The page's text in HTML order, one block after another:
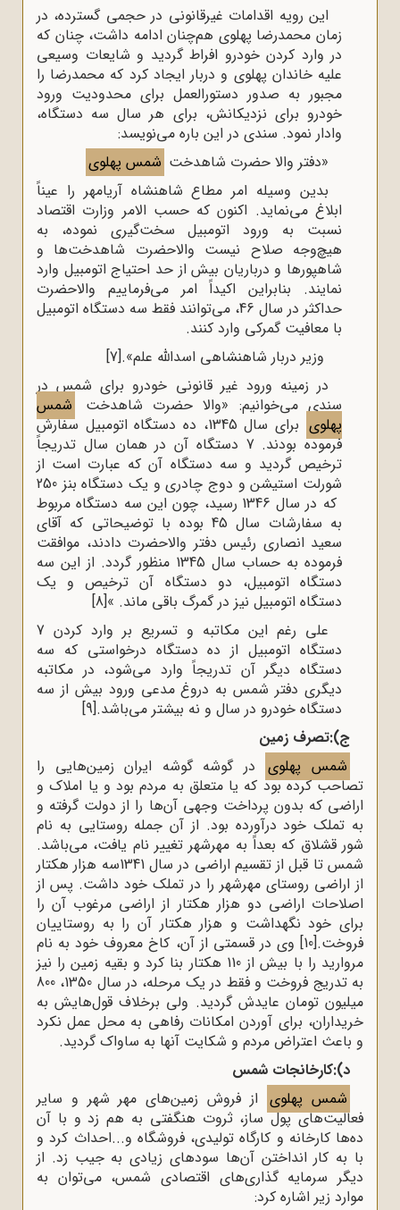
این رویه اقدامات غیرقانونی در حجمی گسترده، در
زمان محمدرضا پهلوی هم‌چنان ادامه داشت، چنان که
در وارد کردن خودرو افراط گردید و شایعات وسیعی
علیه خاندان پهلوی و دربار ایجاد کرد که محمدرضا را
مجبور به صدور دستورالعمل برای محدودیت ورود
خودرو برای نزدیکانش، برای هر سال سه دستگاه،
وادار نمود. سندی در این باره می‌‌‌‌‌نویسد:
«دفتر والا حضرت شاهدخت شمس پهلوی
بدین وسیله امر مطاع شاهنشاه آریامهر را عیناً
ابلاغ می‌نماید. اکنون که حسب الامر وزارت اقتصاد
نسبت به ورود اتومبیل سخت‌گیری نموده، به
هیچ‌وجه صلاح نیست والاحضرت شاهدخت‌ها و
شاهپور‌‌ها و درباریان بیش از حد احتیاج اتومبیل وارد
نمایند. بنابراین اکیداً امر می‌‌فرماییم والاحضرت
حداکثر در سال 46، می‌توانند فقط سه دستگاه اتومبیل
با معافیت گمرکی وارد کنند.
وزیر دربار شاهنشاهی اسدالله علم».[7]
در زمینه ورود غیر قانونی خودرو برای شمس در
سندی می‌خوانیم: «والا حضرت شاهدخت
شمس
پهلوی
برای سال 1345، ده دستگاه اتومبیل سفارش
فرموده بودند. 7 دستگاه آن در همان سال تدریجاً
ترخیص گردید و سه دستگاه آن که عبارت است از
شورلت استیشن و دوج چادری و یک دستگاه بنز 250
که در سال 1346 رسید، چون این سه دستگاه مربوط
به سفارشات سال 45 بوده با توضیحاتی که آقای
سعید انصاری رئیس دفتر والاحضرت دادند، موافقت
فرموده به حساب سال 1345 منظور گردد. از این سه
دستگاه اتومبیل، دو دستگاه آن ترخیص و یک
دستگاه اتومبیل نیز در گمرگ باقی ماند. »[8]
علی رغم این مکاتبه و تسریع بر وارد کردن 7
دستگاه اتومبیل از ده دستگاه درخواستی که سه
دستگاه دیگر آن تدریجاً وارد می‌شود، در مکاتبه
دیگری دفتر شمس به دروغ مدعی ورود بیش از سه
دستگاه خودرو در سال و نه بیشتر می‌باشد.[9]
ج):تصرف زمین
شمس پهلوی
در گوشه گوشه ایران زمین‌‌هایی را
تصاحب کرده بود که یا متعلق به مردم بود و یا املاک و
اراضی که بدون پرداخت وجهی آن‌ها را از دولت گرفته و
به تملک خود درآورده بود. از آن جمله روستایی به نام
شور قشلاق که بعداً به مهر‌شهر تغییر نام یافت، می‌‌باشد.
شمس تا قبل از تقسیم اراضی در سال 1341سه هزار هکتار
از اراضی روستای مهر‌‌‌‌شهر را در تملک خود داشت. پس از
اصلاحات اراضی دو هزار هکتار از اراضی مرغوب آن را
برای خود نگهداشت و هزار هکتار آن را به روستاییان
فروخت.[10] وی در قسمتی از آن، کاخ معروف خود به نام
مروارید را با بیش از 110 هکتار بنا کرد و بقیه زمین را نیز
به تدریج فروخت و فقط در یک مرحله، در سال 1350، 800
میلیون تومان عایدش گردید. ولی برخلاف قول‌هایش به
خریداران، برای آوردن امکانات رفاهی به محل عمل نکرد
و باعث اعتراض مردم و شکایت آنها به ساواک گردید.
د):کارخانجات شمس
شمس پهلوی از فروش زمین‌های مهر شهر و سایر
فعالیت‌های پول ساز، ثروت هنگفتی به هم زد و با آن‌
ده‌ها کارخانه و کارگاه تولیدی، فروشگاه و...احداث کرد و
با به کار انداختن آن‌ها سود‌های زیادی به جیب زد. از
دیگر سرمایه گذاری‌های اقتصادی شمس، می‌توان به
موارد زیر اشاره کرد: